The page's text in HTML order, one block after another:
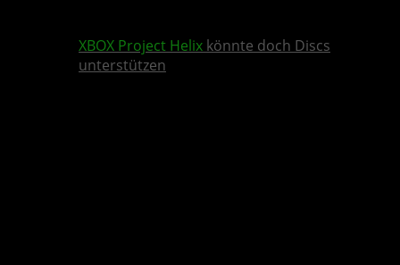
XBOX Project Helix könnte doch Discs
unterstützen